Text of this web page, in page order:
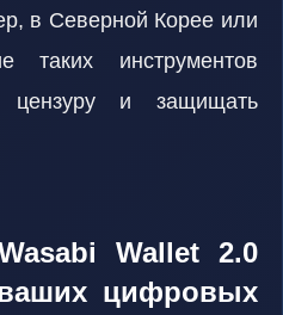
в Северной Корее или
таких инструментов
цензуру и защищать
Wallet 2.0
цифровых